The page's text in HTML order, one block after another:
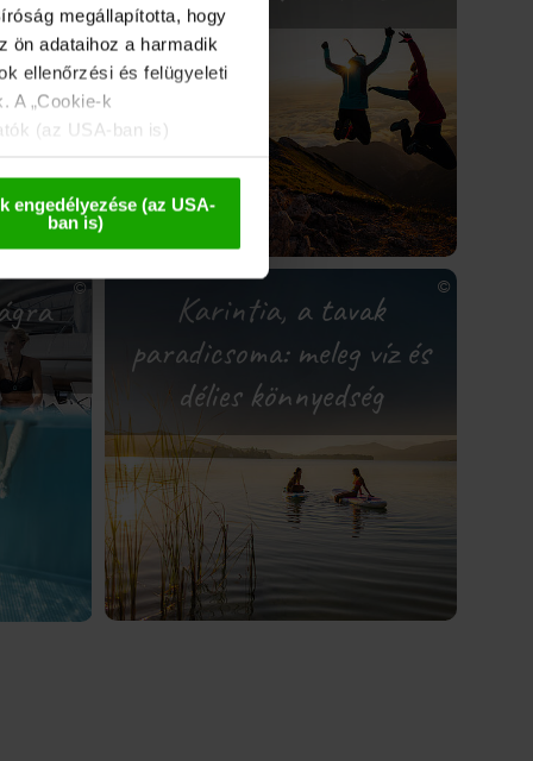
megállapította, hogy
ön adataihoz a harmadik
ellenőrzési és felügyeleti
A „Cookie-k
(az USA-ban is)
engedélyezése (az USA-
ban is)
Karintia, a tavak
paradicsoma: meleg víz és
délies könnyedség